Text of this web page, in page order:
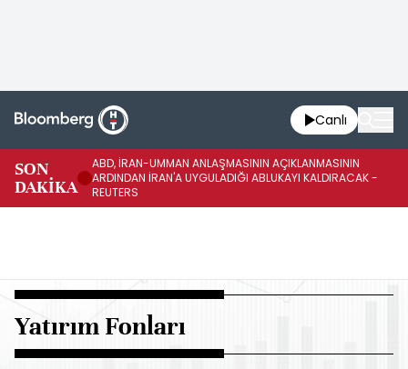
Canlı
SON
DAKİKA
ABD, İRAN-UMMAN ANLAŞMASININ AÇIKLANMASININ
ARDINDAN İRAN'A UYGULADIĞI ABLUKAYI KALDIRACAK -
REUTERS
Yatırım Fonları